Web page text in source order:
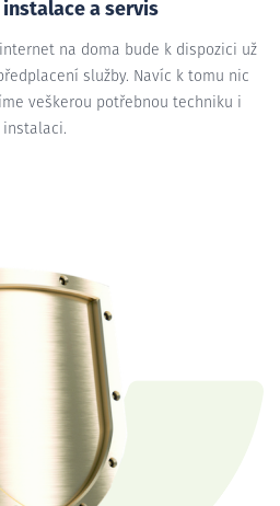
instalace a servis
na doma bude k dispozici už
služby. Navíc k tomu nic
veškerou potřebnou techniku i
instalaci.